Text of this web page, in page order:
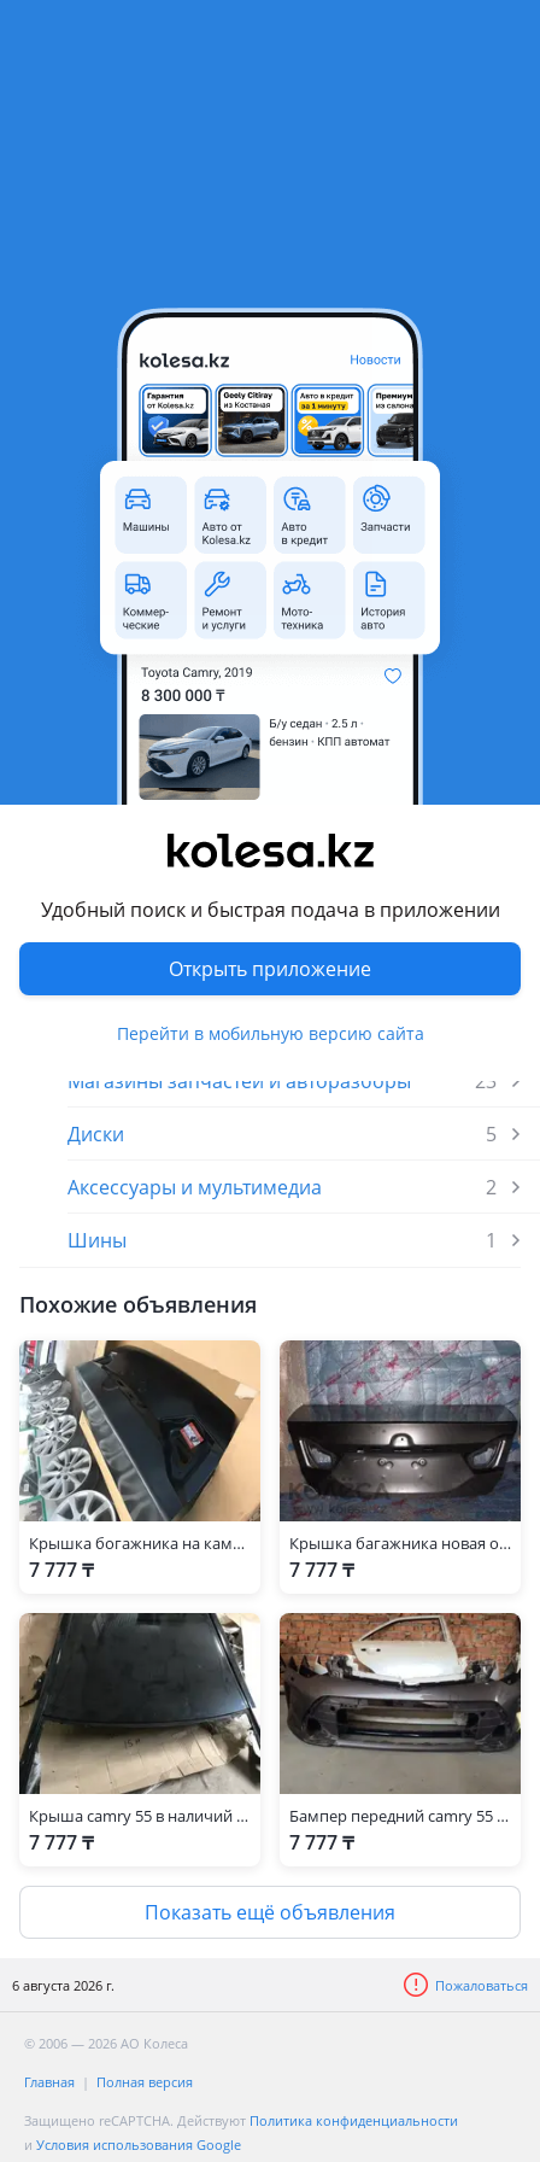
Удобный поиск и быстрая подача в приложении
Открыть приложение
Перейти в мобильную версию сайта
Двигатель camry 2AR в наличий камри 55
Караганда, Карагандинская
область
Б/y
Комментарий продавца
Продам двигатель Камри , 55 в наличий
Запчасти
Автозапчасти
Авто на разбор
Магазины запчастей и авторазборы
23
Диски
5
Аксессуары и мультимедиа
2
Шины
1
Похожие объявления
Крышка богажника на камри 55 новая оригенал в наличий
7 777 ₸
Крышка багажника новая оригинал camry 55
7 777 ₸
Крыша camry 55 в наличий под навигацию
7 777 ₸
Бампер передний camry 55 оригинал
7 777 ₸
Показать ещё объявления
6 августа 2026 г. Пожаловаться
© 2006 — 2026 АО Колеса
Главная Полная версия
Защищено reCAPTCHA. Действуют Политика конфиденциальности
и Условия использования Google